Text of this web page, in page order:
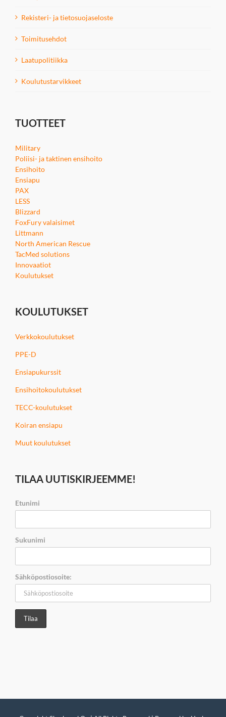
Rekisteri- ja tietosuojaseloste
Toimitusehdot
Laatupolitiikka
Koulutustarvikkeet
TUOTTEET
Military
Poliisi- ja taktinen ensihoito
Ensihoito
Ensiapu
PAX
LESS
Blizzard
FoxFury valaisimet
Littmann
North American Rescue
TacMed solutions
Innovaatiot
Koulutukset
KOULUTUKSET
Verkkokoulutukset
PPE-D
Ensiapukurssit
Ensihoitokoulutukset
TECC-koulutukset
Koiran ensiapu
Muut koulutukset
TILAA UUTISKIRJEEMME!
Etunimi
Sukunimi
Sähköpostiosoite: